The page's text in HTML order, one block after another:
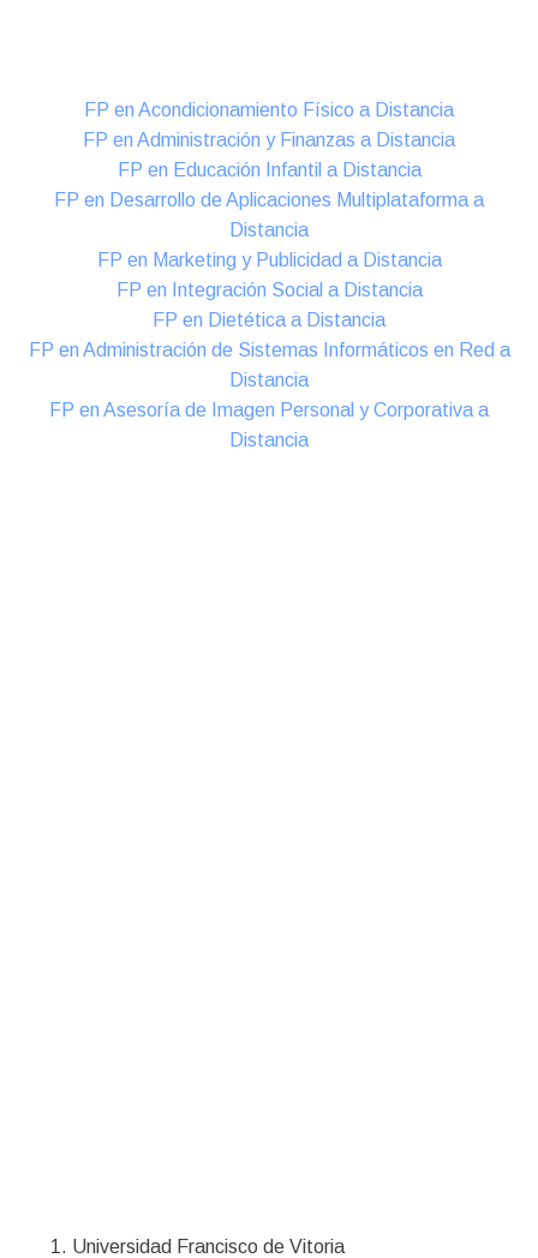
FP en Acondicionamiento Físico a Distancia
FP en Administración y Finanzas a Distancia
FP en Educación Infantil a Distancia
FP en Desarrollo de Aplicaciones Multiplataforma a
Distancia
FP en Marketing y Publicidad a Distancia
FP en Integración Social a Distancia
FP en Dietética a Distancia
FP en Administración de Sistemas Informáticos en Red a
Distancia
FP en Asesoría de Imagen Personal y Corporativa a
Distancia
Universidad Francisco de Vitoria